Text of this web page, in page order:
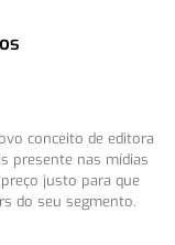
conceito de editora
presente nas mídias
justo para que
do seu segmento.